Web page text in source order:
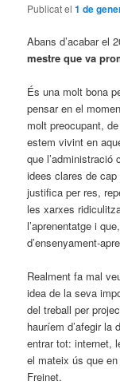
Publicat el1 de
Abans d’acabar el
mestre que va
És una molt bona
pensar en el
molt preocupant,
estem vivint en
que
idees clares de
justifica per res,
les xarxes
l’aprenentatge i
d’ensenyament-
Realment fa mal
idea de la seva
del treball per
hauríem d’afegir la
entrar tot: internet,
el mateix ús que
Freinet.